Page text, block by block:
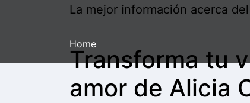
La mejor información acerca
Home
Transforma tu
amor de Alicia